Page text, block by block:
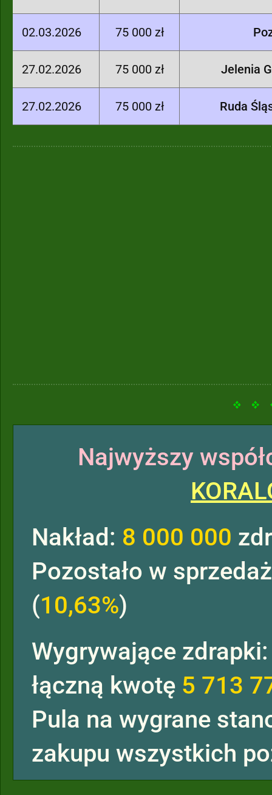
02.03.2026 75 000 zł
27.02.2026 75 000 zł Jelenia
27.02.2026 75 000 zł Ruda
Najwyższy
Nakład: 8 000 000
Pozostało w
(10,63%)
Wygrywające
łączną kwotę 5 713
Pula na wygrane
zakupu wszystkich